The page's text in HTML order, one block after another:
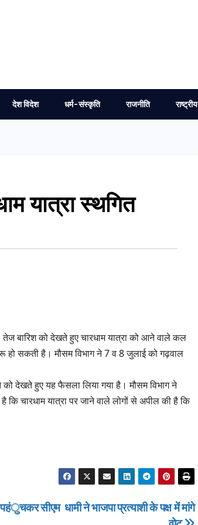
देश विदेश धर्म-संस्कृति राजनीति राष्ट्रीय
यात्रा स्थगित
तेज बारिश को देखते हुए चारधाम यात्रा को आने वाले कल
हो सकती है। मौसम विभाग ने 7 व 8 जुलाई को गढ़वाल
देखते हुए यह फैसला लिया गया है। मौसम विभाग ने
कि चारधाम यात्रा पर जाने वाले लोगों से अपील की है कि
सीएम धामी ने भाजपा प्रत्याशी के पक्ष में मांगे